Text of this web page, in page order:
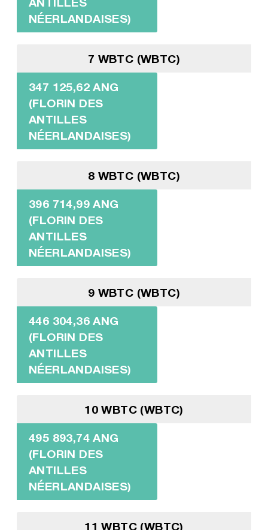
NÉERLANDAISES)
7 WBTC (WBTC)
347 125,62 ANG
(FLORIN DES
ANTILLES
NÉERLANDAISES)
8 WBTC (WBTC)
396 714,99 ANG
(FLORIN DES
ANTILLES
NÉERLANDAISES)
9 WBTC (WBTC)
446 304,36 ANG
(FLORIN DES
ANTILLES
NÉERLANDAISES)
10 WBTC (WBTC)
495 893,74 ANG
(FLORIN DES
ANTILLES
NÉERLANDAISES)
11 WBTC (WBTC)